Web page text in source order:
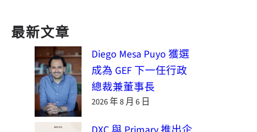
最新文章
Diego Mesa Puyo 獲選
成為 GEF 下一任行政
總裁兼董事長
2026 年 8 月 6 日